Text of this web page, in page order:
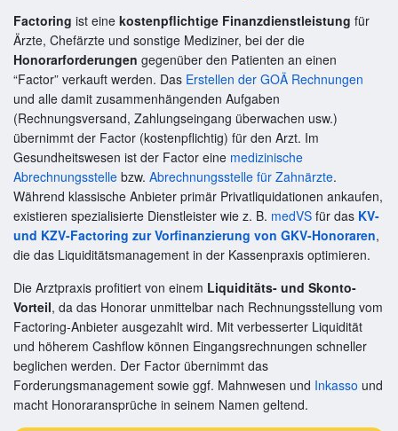
Factoring ist eine kostenpflichtige Finanzdienstleistung für
Ärzte, Chefärzte und sonstige Mediziner, bei der die
Honorarforderungen gegenüber den Patienten an einen
“Factor” verkauft werden. Das Erstellen der GOÄ Rechnungen
und alle damit zusammenhängenden Aufgaben
(Rechnungsversand, Zahlungseingang überwachen usw.)
übernimmt der Factor (kostenpflichtig) für den Arzt. Im
Gesundheitswesen ist der Factor eine medizinische
Abrechnungsstelle bzw. Abrechnungsstelle für Zahnärzte.
Während klassische Anbieter primär Privatliquidationen ankaufen,
existieren spezialisierte Dienstleister wie z. B. medVS für das KV-
und KZV-Factoring zur Vorfinanzierung von GKV-Honoraren,
die das Liquiditätsmanagement in der Kassenpraxis optimieren.
Die Arztpraxis profitiert von einem Liquiditäts- und Skonto-
Vorteil, da das Honorar unmittelbar nach Rechnungsstellung vom
Factoring-Anbieter ausgezahlt wird. Mit verbesserter Liquidität
und höherem Cashflow können Eingangsrechnungen schneller
beglichen werden. Der Factor übernimmt das
Forderungsmanagement sowie ggf. Mahnwesen und Inkasso und
macht Honoraransprüche in seinem Namen geltend.